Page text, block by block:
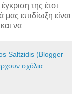
της έτσι
επιδίωξη είναι
να
Saltzidis (Blogger
σχόλια: